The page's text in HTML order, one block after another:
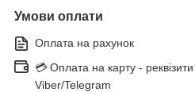
Умови оплати
Оплата на рахунок
💳 Оплата на карту -
Viber/Telegram